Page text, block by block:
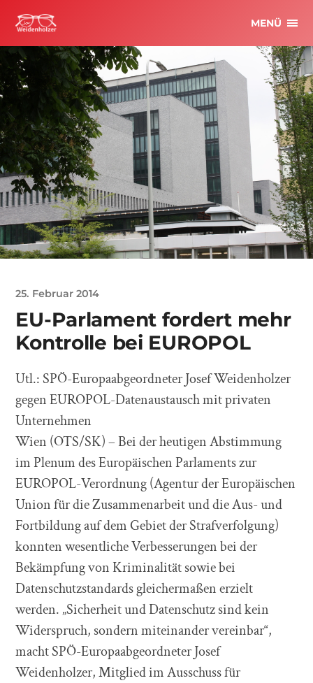
MENÜ
25. Februar 2014
EU-Parlament fordert mehr
Kontrolle bei EUROPOL
Utl.: SPÖ-Europaabgeordneter Josef Weidenholzer
gegen EUROPOL-Datenaustausch mit privaten
Unternehmen
Wien (OTS/SK) – Bei der heutigen Abstimmung
im Plenum des Europäischen Parlaments zur
EUROPOL-Verordnung (Agentur der Europäischen
Union für die Zusammenarbeit und die Aus- und
Fortbildung auf dem Gebiet der Strafverfolgung)
konnten wesentliche Verbesserungen bei der
Bekämpfung von Kriminalität sowie bei
Datenschutzstandards gleichermaßen erzielt
werden. „Sicherheit und Datenschutz sind kein
Widerspruch, sondern miteinander vereinbar“,
macht SPÖ-Europaabgeordneter Josef
Weidenholzer, Mitglied im Ausschuss für